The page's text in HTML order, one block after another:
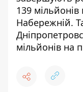
139
Набережній.
мільйонів на